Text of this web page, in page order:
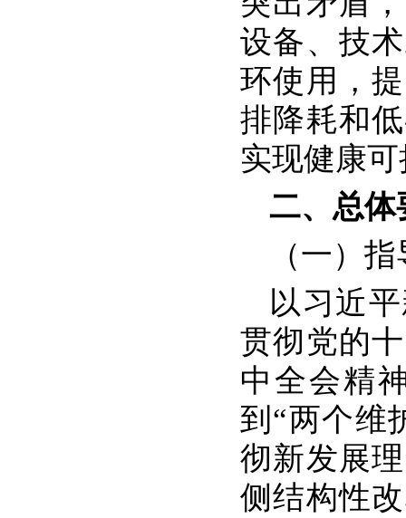
设备、技
环使用，
排降耗和
实现健康
二、总体
（一）
以习近
贯彻党的
中全会精
到“两个维
彻新发展
侧结构性